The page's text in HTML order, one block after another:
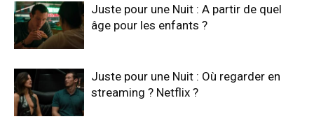
Juste pour une Nuit : A partir de quel
âge pour les enfants ?
Juste pour une Nuit : Où regarder en
streaming ? Netflix ?